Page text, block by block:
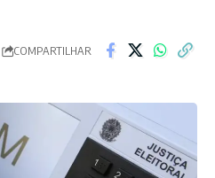
COMPARTILHAR